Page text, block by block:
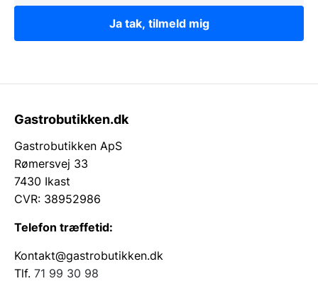
Ja tak, tilmeld mig
Gastrobutikken.dk
Gastrobutikken ApS
Rømersvej 33
7430 Ikast
CVR: 38952986
Telefon træffetid:
Kontakt@gastrobutikken.dk
Tlf. 71 99 30 98